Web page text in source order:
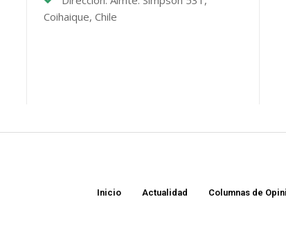
Coihaique, Chile
Inicio Actualidad Columnas de